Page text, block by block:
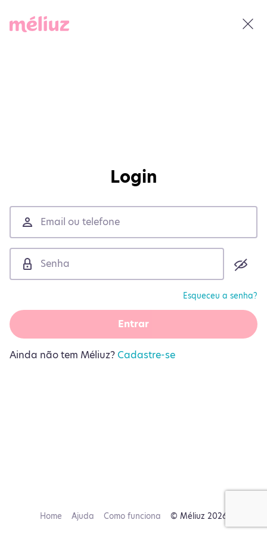
Login
Esqueceu a senha?
Entrar
Ainda não tem Méliuz? Cadastre-se
Home Ajuda Como funciona © Méliuz 2026